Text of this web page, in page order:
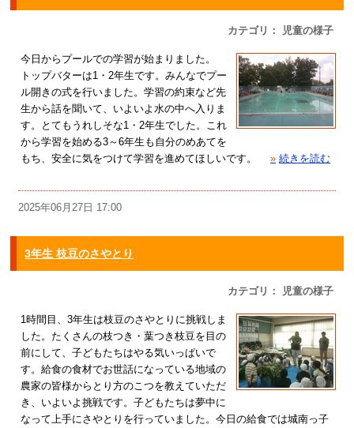
カテゴリ： 児童の様子
今日からプールでの学習が始まりました。
トップバターは1・2年生です。みんなでプー
ル開きの式を行いました。学習の約束など先
生から話を聞いて、いよいよ水の中へ入りま
す。とてもうれしそな1・2年生でした。これ
から学習を始める3～6年生も自分のめあてを
もち、安全に気をつけて学習を進めてほしいです。
» 続きを読む
2025年06月27日 17:00
3年生 枝豆のさやとり
カテゴリ： 児童の様子
1時間目、3年生は枝豆のさやとりに挑戦しま
した。たくさんの枝つき・葉つき枝豆を目の
前にして、子どもたちはやる気いっぱいで
す。給食の食材でお世話になっている地域の
農家の皆様からとり方のこつを教えていただ
き、いよいよ挑戦です。子どもたちは夢中に
なって上手にさやとりを行っていました。今日の給食では城南っ子